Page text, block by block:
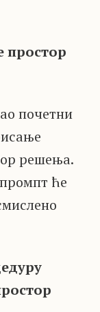
почетни
решења.
ће